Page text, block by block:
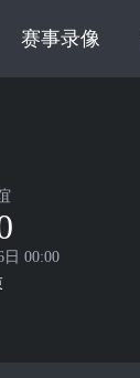
赛事录像
日 00:00